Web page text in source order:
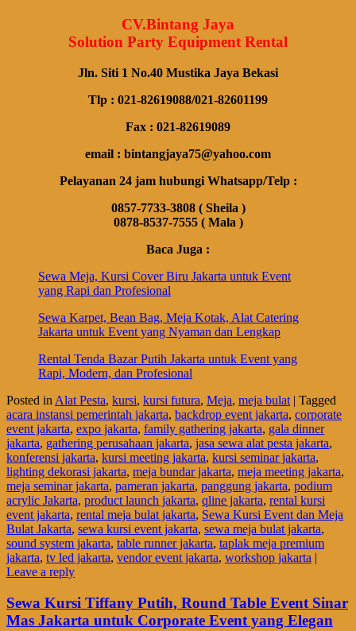
CV.Bintang Jaya
Solution Party Equipment Rental
Jln. Siti 1 No.40 Mustika Jaya Bekasi
Tlp : 021-82619088/021-82601199
Fax : 021-82619089
email : bintangjaya75@yahoo.com
Pelayanan 24 jam hubungi Whatsapp/Telp :
0857-7733-3808 ( Sheila )
0878-8537-7555 ( Mala )
Baca Juga :
Sewa Meja, Kursi Cover Biru Jakarta untuk Event
yang Rapi dan Profesional
Sewa Karpet, Bean Bag, Meja Kotak, Alat Catering
Jakarta untuk Event yang Nyaman dan Lengkap
Rental Tenda Bazar Putih Jakarta untuk Event yang
Rapi, Modern, dan Profesional
Posted in Alat Pesta, kursi, kursi futura, Meja, meja bulat | Tagged
acara instansi pemerintah jakarta, backdrop event jakarta, corporate
event jakarta, expo jakarta, family gathering jakarta, gala dinner
jakarta, gathering perusahaan jakarta, jasa sewa alat pesta jakarta,
konferensi jakarta, kursi meeting jakarta, kursi seminar jakarta,
lighting dekorasi jakarta, meja bundar jakarta, meja meeting jakarta,
meja seminar jakarta, pameran jakarta, panggung jakarta, podium
acrylic Jakarta, product launch jakarta, qline jakarta, rental kursi
event jakarta, rental meja bulat jakarta, Sewa Kursi Event dan Meja
Bulat Jakarta, sewa kursi event jakarta, sewa meja bulat jakarta,
sound system jakarta, table runner jakarta, taplak meja premium
jakarta, tv led jakarta, vendor event jakarta, workshop jakarta |
Leave a reply
Sewa Kursi Tiffany Putih, Round Table Event Sinar
Mas Jakarta untuk Corporate Event yang Elegan